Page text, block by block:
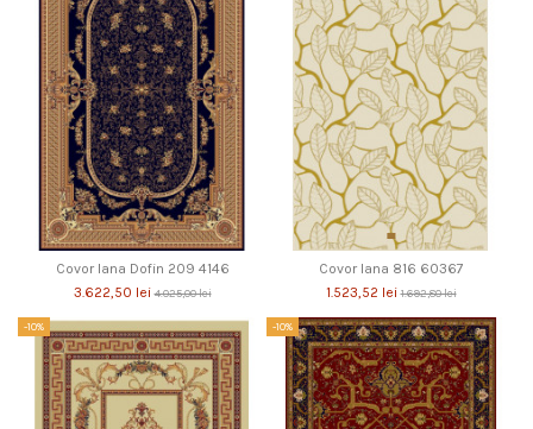
Covor lana Dofin 209 4146
3.622,50 lei 4.025,00 lei
Covor lana 816 60367
1.523,52 lei 1.692,80 lei
-10% -10%